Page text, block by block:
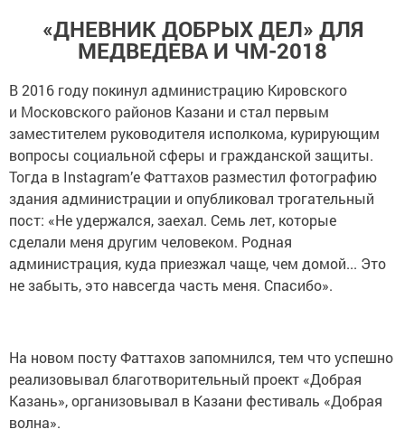
«ДНЕВНИК ДОБРЫХ ДЕЛ» ДЛЯ
МЕДВЕДЕВА И ЧМ-2018
В 2016 году покинул администрацию Кировского
и Московского районов Казани и стал первым
заместителем руководителя исполкома, курирующим
вопросы социальной сферы и гражданской защиты.
Тогда в Instagram’е Фаттахов разместил фотографию
здания администрации и опубликовал трогательный
пост: «Не удержался, заехал. Семь лет, которые
сделали меня другим человеком. Родная
администрация, куда приезжал чаще, чем домой... Это
не забыть, это навсегда часть меня. Спасибо».
На новом посту Фаттахов запомнился, тем что успешно
реализовывал благотворительный проект «Добрая
Казань», организовывал в Казани фестиваль «Добрая
волна».